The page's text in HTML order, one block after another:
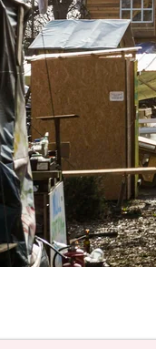
verlag
veranstaltungen
shop
fragen & hilfe
unterstützen
abo
genossenschaft
epaper login